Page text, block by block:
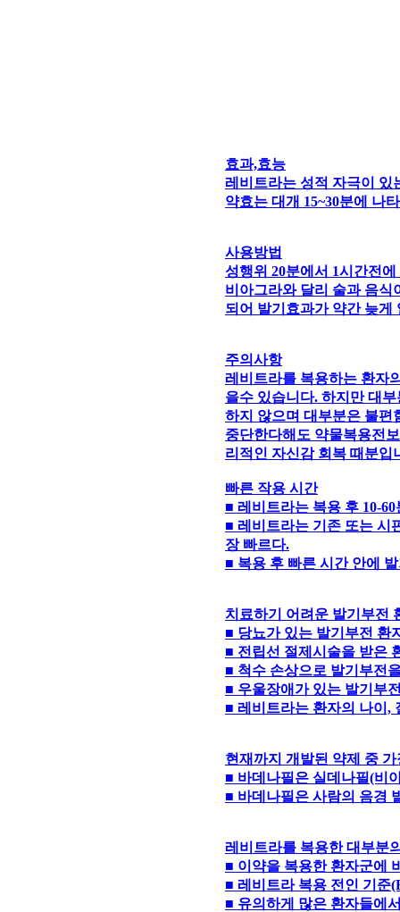
효과,효능
레비트라는 성적 자극이 있
약효는 대개 15~30분에 나
사용방법
성행위 20분에서 1시간전
비아그라와 달리 술과 음식
되어 발기효과가 약간 늦게
주의사항
레비트라를 복용하는 환자
을수 있습니다. 하지만 대
하지 않으며 대부분은 불편
중단한다해도 약물복용전
리적인 자신감 회복 때분입
빠른 작용 시간
■ 레비트라는 복용 후 10-
■ 레비트라는 기존 또는 시
장 빠르다.
■ 복용 후 빠른 시간 안에
치료하기 어려운 발기부전
■ 당뇨가 있는 발기부전 환
■ 전립선 절제시술을 받은
■ 척수 손상으로 발기부전
■ 우울장애가 있는 발기부
■ 레비트라는 환자의 나이,
현재까지 개발된 약제 중
■ 바데나필은 실데나필(비
■ 바데나필은 사람의 음경
레비트라를 복용한 대부분
■ 이약을 복용한 환자군에
■ 레비트라 복용 전인 기준
■ 유의하게 많은 환자들에